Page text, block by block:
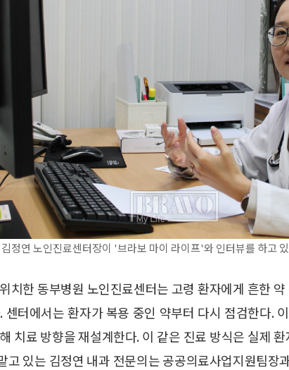
정연 노인진료센터장이 '브라보 마이 라이프'와 인터뷰를 하고
치한 동부병원 노인진료센터는 고령 환자에게 흔한
센터에서는 환자가 복용 중인 약부터 다시 점검한다.
치료 방향을 재설계한다. 이 같은 진료 방식은 실제
고 있는 김정연 내과 전문의는 공공의료사업지원팀장